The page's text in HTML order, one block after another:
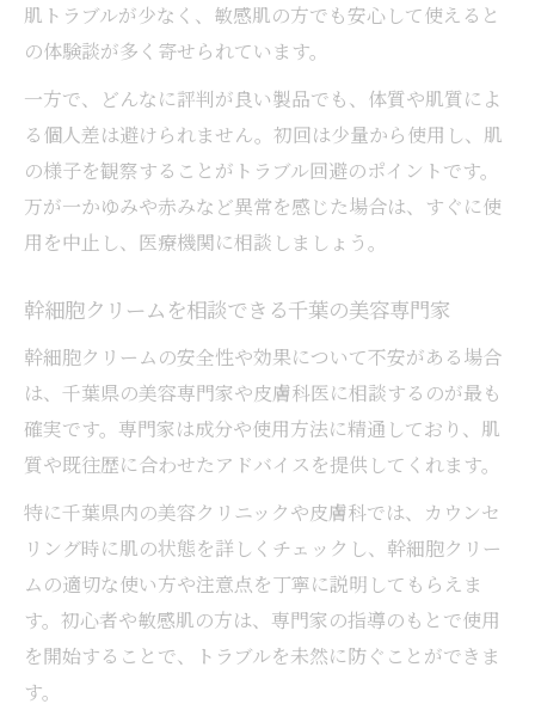
肌トラブルが少なく、敏感肌の方でも安心して使えると
の体験談が多く寄せられています。
一方で、どんなに評判が良い製品でも、体質や肌質によ
る個人差は避けられません。初回は少量から使用し、肌
の様子を観察することがトラブル回避のポイントです。
万が一かゆみや赤みなど異常を感じた場合は、すぐに使
用を中止し、医療機関に相談しましょう。
幹細胞クリームを相談できる千葉の美容専門家
幹細胞クリームの安全性や効果について不安がある場合
は、千葉県の美容専門家や皮膚科医に相談するのが最も
確実です。専門家は成分や使用方法に精通しており、肌
質や既往歴に合わせたアドバイスを提供してくれます。
特に千葉県内の美容クリニックや皮膚科では、カウンセ
リング時に肌の状態を詳しくチェックし、幹細胞クリー
ムの適切な使い方や注意点を丁寧に説明してもらえま
す。初心者や敏感肌の方は、専門家の指導のもとで使用
を開始することで、トラブルを未然に防ぐことができま
す。